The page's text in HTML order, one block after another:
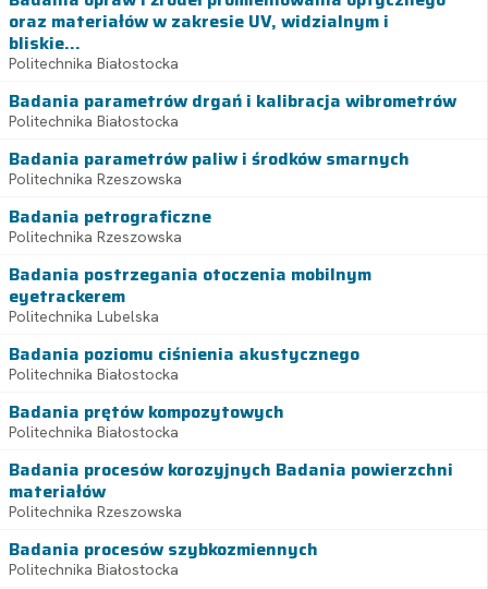
oraz materiałów w zakresie UV, widzialnym i
bliskie...
Politechnika Białostocka
Badania parametrów drgań i kalibracja wibrometrów
Politechnika Białostocka
Badania parametrów paliw i środków smarnych
Politechnika Rzeszowska
Badania petrograficzne
Politechnika Rzeszowska
Badania postrzegania otoczenia mobilnym
eyetrackerem
Politechnika Lubelska
Badania poziomu ciśnienia akustycznego
Politechnika Białostocka
Badania prętów kompozytowych
Politechnika Białostocka
Badania procesów korozyjnych Badania powierzchni
materiałów
Politechnika Rzeszowska
Badania procesów szybkozmiennych
Politechnika Białostocka